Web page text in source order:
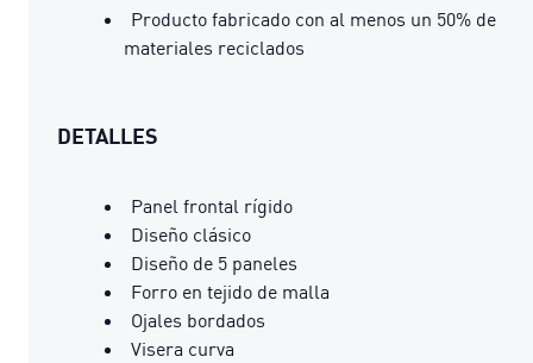
Producto fabricado con al menos un 50% de
materiales reciclados
DETALLES
Panel frontal rígido
Diseño clásico
Diseño de 5 paneles
Forro en tejido de malla
Ojales bordados
Visera curva